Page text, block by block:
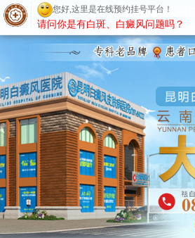
昆明白癜风医院
您好,这里是在线预约挂号平台！
请问你是有白斑、白癜风问题吗？